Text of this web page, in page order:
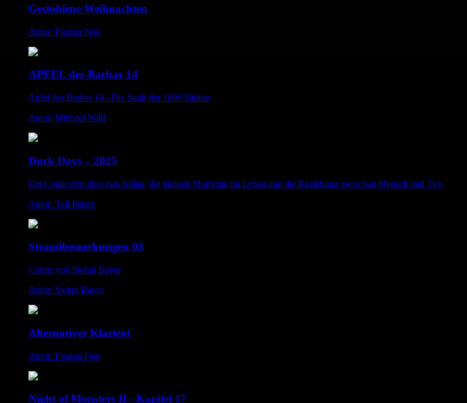
Gestohlene Weihnachten
Autor: Florian Fejk
APFEL der Barbar 14
Apfel der Barbar 14 - Die Stadt der 1000 Säulen
Autor: Michael Wild
Duck Days – 2025
Ein Comicstrip über den Alltag, die kleinen Momente im Leben und die Beziehung zwischen Mensch und Tier.
Autor: Tyll Peters
Strandbemerkungen 03
Comic von Stefan Bayer
Autor: Stefan Bayer
Alternativer Klartext
Autor: Florian Fejk
Night of Monsters II - Kapitel 17